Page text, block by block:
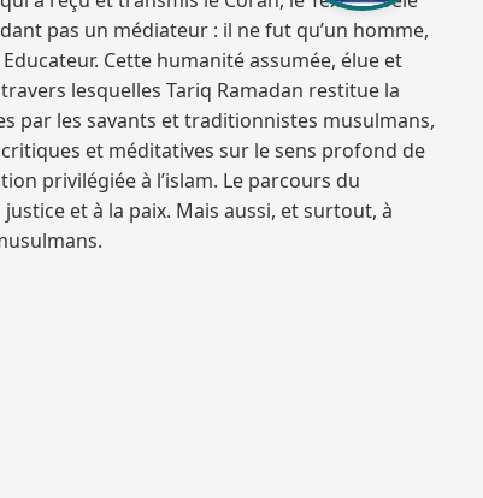
pas un médiateur : il ne fut qu’un homme,
Cette humanité assumée, élue et
lesquelles Tariq Ramadan restitue la
par les savants et traditionnistes musulmans,
et méditatives sur le sens profond de
privilégiée à l’islam. Le parcours du
et à la paix. Mais aussi, et surtout, à